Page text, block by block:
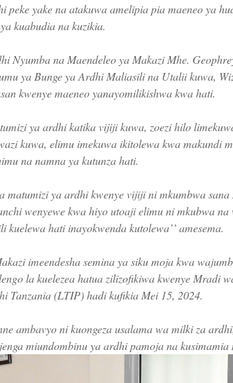
peke yake na atakuwa amelipia pia maeneo ya
kuabudia na kuzikia.
Nyumba na Maendeleo ya Makazi Mhe.
ya Bunge ya Ardhi Maliasili na Utalii kuwa,
kwenye maeneo yanayomilikishwa kwa hati.
ya ardhi katika vijiji kuwa, zoezi hilo
kuwa, elimu imekuwa ikitolewa kwa makundi
na namna ya kutunza hati.
matumizi ya ardhi kwenye vijiji ni mkumbwa sana
wenyewe kwa hiyo utoaji elimu ni mkubwa na
hati inayokwenda kutolewa’’ amesema.
imeendesha semina ya siku moja kwa
la kuelezea hatua zilizofikiwa kwenye Mradi
Tanzania (LTIP) hadi kufikia Mei 15, 2024.
ambavyo ni kuongeza usalama wa milki za
miundombinu ya ardhi pamoja na kusimamia